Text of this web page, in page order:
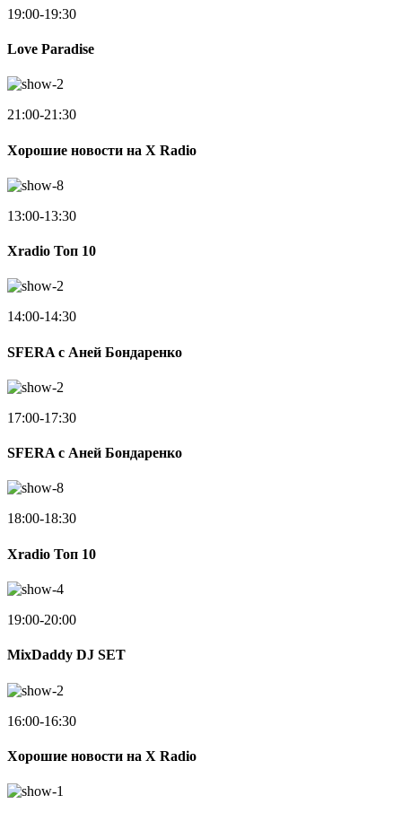
19:00-19:30
Love Paradise
21:00-21:30
Хорошие новости на X Radio
13:00-13:30
Xradio Топ 10
14:00-14:30
SFERA с Аней Бондаренко
17:00-17:30
SFERA с Аней Бондаренко
18:00-18:30
Xradio Топ 10
19:00-20:00
MixDaddy DJ SET
16:00-16:30
Хорошие новости на X Radio